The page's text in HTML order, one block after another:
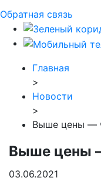
Обратная связь
Главная
>
Новости
>
Выше цены —
Выше цены
03.06.2021